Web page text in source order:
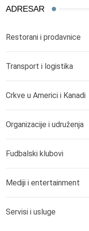
ADRESAR
Restorani i prodavnice
Transport i logistika
Crkve u Americi i Kanadi
Organizacije i udruženja
Fudbalski klubovi
Mediji i entertainment
Servisi i usluge